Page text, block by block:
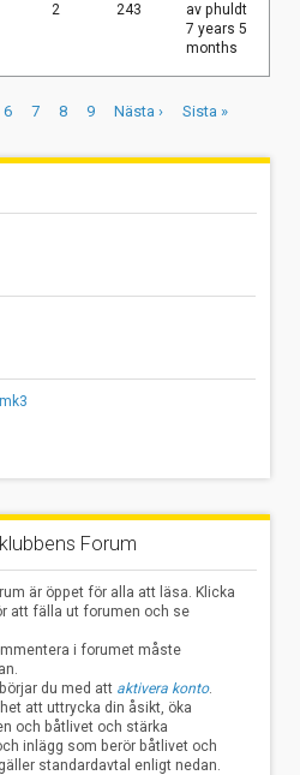
2 243 av phuldt
7 years 5
months
Page
6 Page
7 Page
8 Page
9
Nästa
Nästa ›
Sista
Sista »
Forum
är öppet för alla att läsa. Klicka
att fälla ut forumen och se
i forumet måste
du med att aktivera konto.
att uttrycka din åsikt, öka
och båtlivet och stärka
inlägg som berör båtlivet och
standardavtal enligt nedan.